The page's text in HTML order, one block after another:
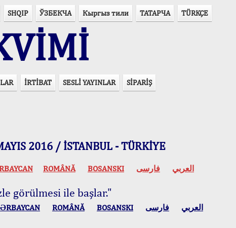
SHQIP ЎЗБЕКЧА Кыргыз тили ТАТАРЧА TÜRKÇE
İRTİBAT SESLİ YAYINLAR SİPARİŞ
2016 / İSTANBUL - TÜRKİYE
ROMÂNĂ BOSANSKI العربي فارسی
görülmesi ile başlar."
ROMÂNĂ BOSANSKI العربي فارسی